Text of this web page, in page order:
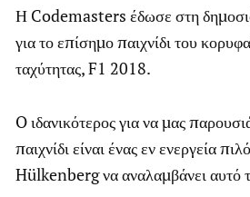
Η Codemasters έδωσε στη
για το επίσημο παιχνίδι του
ταχύτητας, F1 2018.
O ιδανικότερος για να μας
παιχνίδι είναι ένας εν ενεργεία
Hülkenberg να αναλαμβάνει αυτό